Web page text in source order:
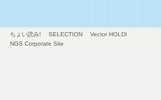
ちょい読み! SELECTION
Vector HOLDI
NGS Corporate Site